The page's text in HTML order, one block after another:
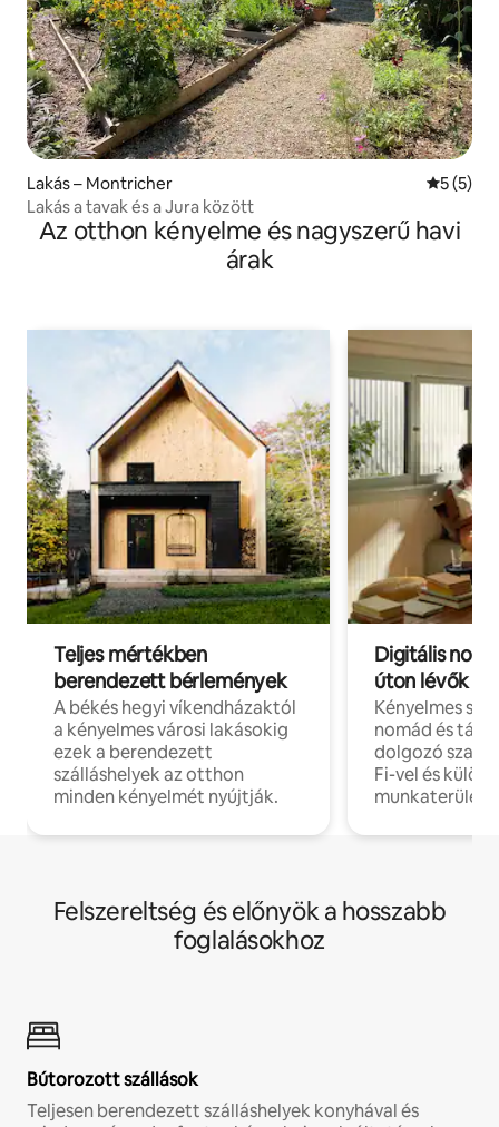
Lakás – Montricher Átlagos
5 (5)
Lakás a tavak és a Jura között
Az otthon kényelme és nagyszerű havi
árak
Teljes mértékben
berendezett bérlemények
A békés hegyi víkendházaktól
a kényelmes városi lakásokig
ezek a berendezett
szálláshelyek az otthon
minden kényelmét nyújtják.
Digitális
úton lévők
Kényelmes
nomád és
dolgozó
Fi-vel és külön
Felszereltség és előnyök a hosszabb
foglalásokhoz
Bútorozott szállások
Teljesen berendezett szálláshelyek konyhával és